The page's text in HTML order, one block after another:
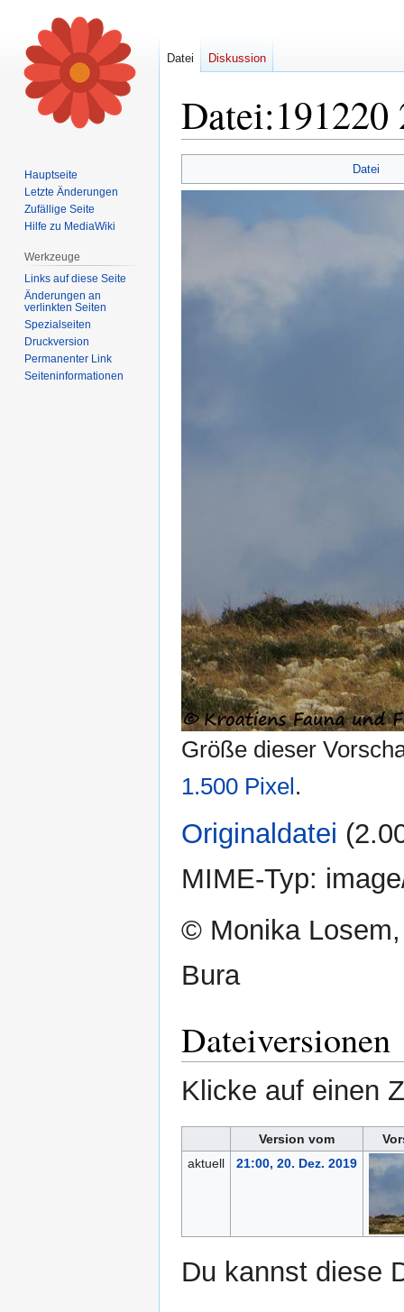
Datei:
Navigation
Suche
Datei
Größe dieser
1.500 Pixel.
Originaldatei
MIME-Typ:
© Monika
Bura
Dateiversionen
Klicke auf einen
Version vom
aktuell
21:00, 20. Dez. 2019
Du kannst diese
Datei Diskussion
Hauptseite
Letzte Änderungen
Zufällige Seite
Hilfe zu MediaWiki
Werkzeuge
Links auf diese Seite
Änderungen an
verlinkten Seiten
Spezialseiten
Druckversion
Permanenter Link
Seiten­informationen